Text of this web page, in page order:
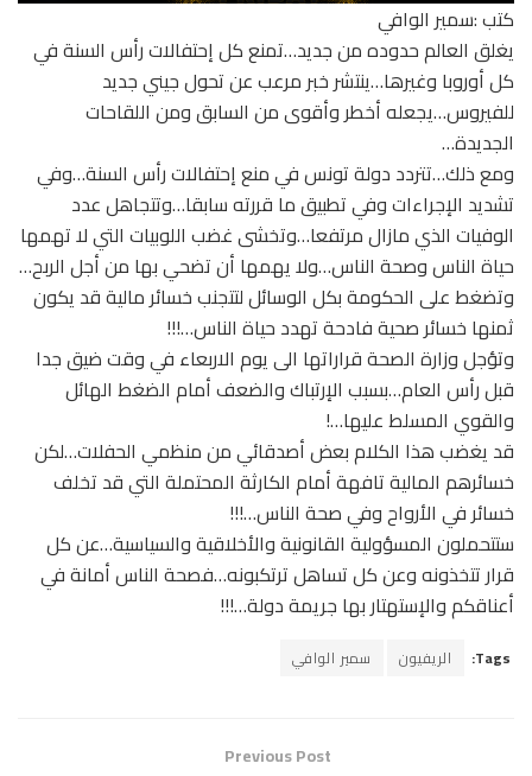
كتب :سمير الوافي
يغلق العالم حدوده من جديد…تمنع كل إحتفالات رأس السنة في
كل أوروبا وغيرها…ينتشر خبر مرعب عن تحول جيني جديد
للفيروس…يجعله أخطر وأقوى من السابق ومن اللقاحات
الجديدة…
ومع ذلك…تتردد دولة تونس في منع إحتفالات رأس السنة…وفي
تشديد الإجراءات وفي تطبيق ما قررته سابقا…وتتجاهل عدد
الوفيات الذي مازال مرتفعا…وتخشى غضب اللوبيات التي لا تهمها
حياة الناس وصحة الناس…ولا يهمها أن تضحي بها من أجل الربح…
وتضغط على الحكومة بكل الوسائل لتتجنب خسائر مالية قد يكون
ثمنها خسائر صحية فادحة تهدد حياة الناس…!!!
وتؤجل وزارة الصحة قراراتها الى يوم الاربعاء في وقت ضيق جدا
قبل رأس العام…بسبب الإرتباك والضعف أمام الضغط الهائل
والقوي المسلط عليها…!
قد يغضب هذا الكلام بعض أصدقائي من منظمي الحفلات…لكن
خسائرهم المالية تافهة أمام الكارثة المحتملة التي قد تخلف
خسائر في الأرواح وفي صحة الناس…!!!
ستتحملون المسؤولية القانونية والأخلاقية والسياسية…عن كل
قرار تتخذونه وعن كل تساهل ترتكبونه…فصحة الناس أمانة في
أعناقكم والإستهتار بها جريمة دولة…!!!
Tags: الريفيون سمير الوافي
Previous Post